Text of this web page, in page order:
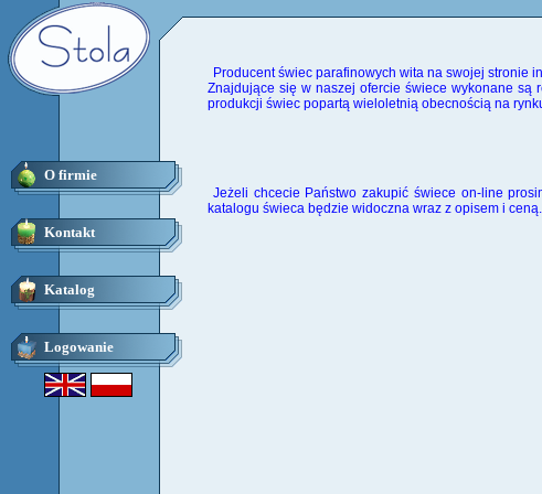
O firmie
Kontakt
Katalog
Logowanie
Producent świec parafinowych wita na swojej stronie
Znajdujące się w naszej ofercie świece wykonane są
produkcji świec popartą wieloletnią obecnością na
Jeżeli chcecie Państwo zakupić świece on-line
katalogu świeca będzie widoczna wraz z opisem i